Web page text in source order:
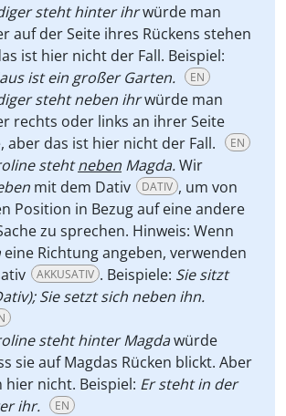
steht hinter ihrwürde man
auf der Seite ihres Rückens stehen
ist hier nicht der Fall. Beispiel:
ist ein großer Garten.
EN
steht neben ihrwürde man
rechts oder links an ihrer Seite
aber das ist hier nicht der Fall.
EN
stehtneben Magda.Wir
mit dem Dativ DATIV , um von
Position in Bezug auf eine andere
zu sprechen. Hinweis: Wenn
eine Richtung angeben, verwenden
AKKUSATIV . Beispiele: Sie sitzt
Sie setzt sich neben ihn.
steht hinter Magdawürde
sie auf Magdas Rücken blickt. Aber
hier nicht. Beispiel: Er steht in der
ihr.
EN